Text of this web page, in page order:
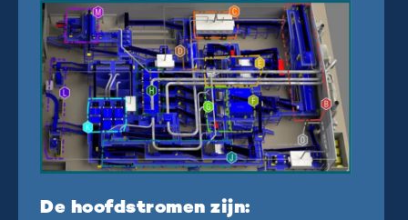
De hoofdstromen zijn: